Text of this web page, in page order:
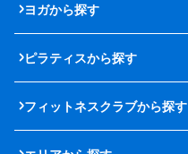
ヨガから探す
ピラティスから探す
フィットネスクラブから探す